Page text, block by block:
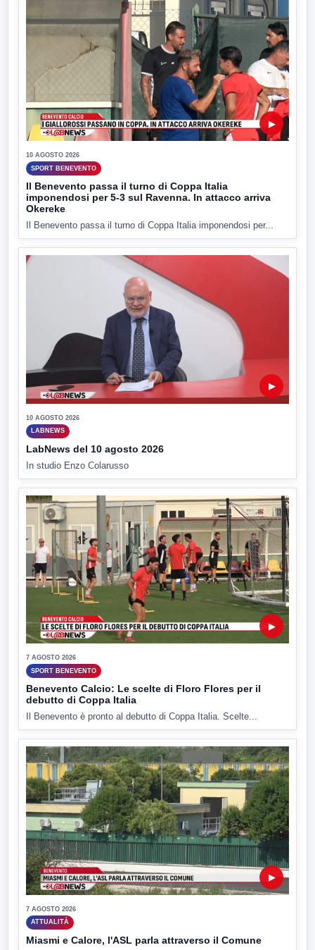
▶
10 AGOSTO 2026
SPORT BENEVENTO
Il Benevento passa il turno di Coppa Italia
imponendosi per 5-3 sul Ravenna. In attacco arriva
Okereke
Il Benevento passa il turno di Coppa Italia imponendosi per...
▶
10 AGOSTO 2026
LABNEWS
LabNews del 10 agosto 2026
In studio Enzo Colarusso
▶
7 AGOSTO 2026
SPORT BENEVENTO
Benevento Calcio: Le scelte di Floro Flores per il
debutto di Coppa Italia
Il Benevento è pronto al debutto di Coppa Italia. Scelte...
▶
7 AGOSTO 2026
ATTUALITÀ
Miasmi e Calore, l'ASL parla attraverso il Comune